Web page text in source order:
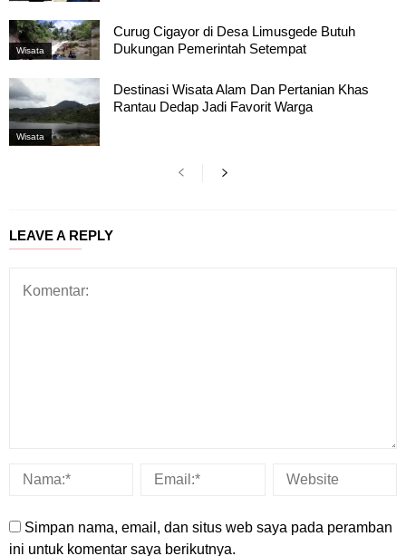
Wisata
Curug Cigayor di Desa Limusgede Butuh
Dukungan Pemerintah Setempat
Wisata
Destinasi Wisata Alam Dan Pertanian Khas
Rantau Dedap Jadi Favorit Warga
LEAVE A REPLY
Simpan nama, email, dan situs web saya pada peramban
ini untuk komentar saya berikutnya.